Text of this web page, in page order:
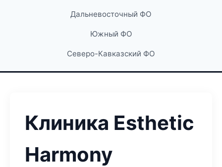
Дальневосточный ФО
Южный ФО
Северо-Кавказский ФО
Клиника Esthetic
Harmony